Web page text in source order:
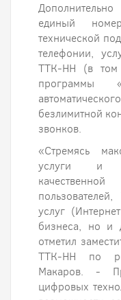
единый
технической
телефонии,
ТТК-НН (в том
программы
безлимитной
звонков.
«Стремясь
услуги и
услуг
бизнеса, но и
отметил
ТТК-НН по
Макаров. -
цифровых